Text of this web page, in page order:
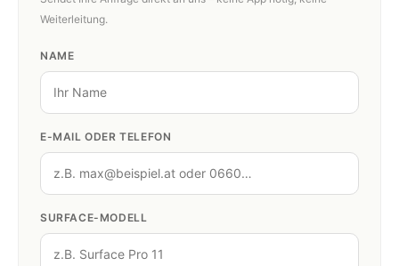
Weiterleitung.
NAME
E-MAIL ODER TELEFON
SURFACE-MODELL